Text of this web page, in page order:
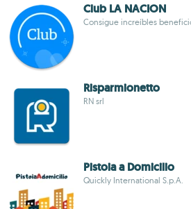
Club LA NACION
Consigue increíbles
Risparmionetto
RN srl
Pistoia a Domicilio
Quickly International S.p.A.